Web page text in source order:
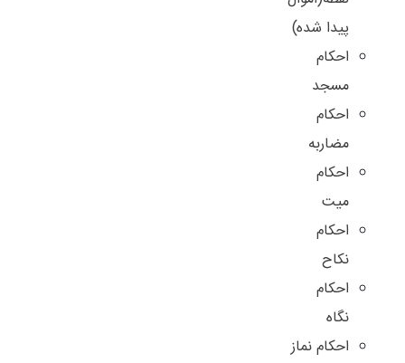
پیدا شده)
احکام
مسجد
احکام
مضاربه
احکام
میت
احکام
نکاح
احکام
نگاه
احکام نماز